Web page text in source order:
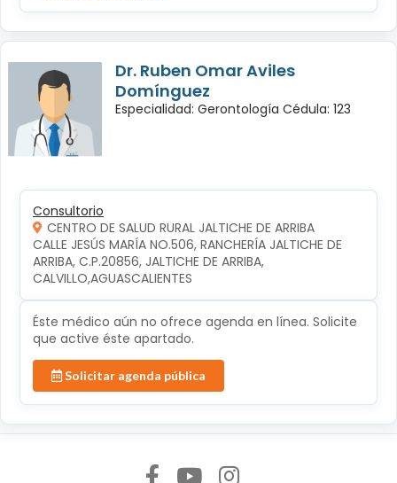
Dr. Ruben Omar Aviles
Domínguez
Especialidad: Gerontología Cédula: 123
Consultorio
CENTRO DE SALUD RURAL JALTICHE DE ARRIBA
CALLE JESÚS MARÍA NO.506, RANCHERÍA JALTICHE DE
ARRIBA, C.P.20856, JALTICHE DE ARRIBA,
CALVILLO,AGUASCALIENTES
Éste médico aún no ofrece agenda en línea. Solicite
que active éste apartado.
Solicitar agenda pública